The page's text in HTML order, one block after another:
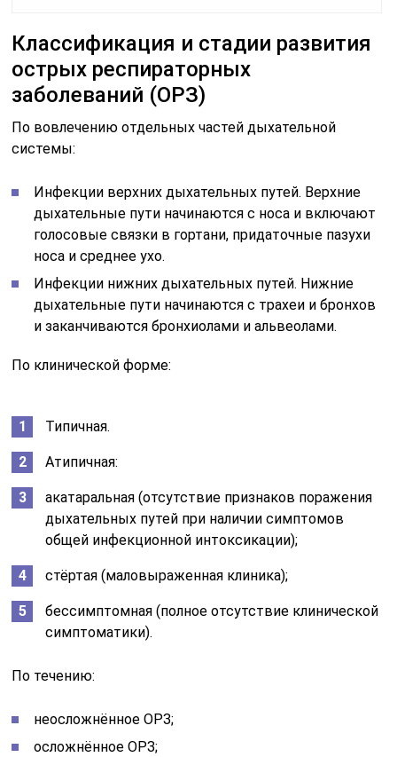
Классификация и стадии развития
острых респираторных
заболеваний (ОРЗ)
По вовлечению отдельных частей дыхательной
системы:
Инфекции верхних дыхательных путей. Верхние
дыхательные пути начинаются с носа и включают
голосовые связки в гортани, придаточные пазухи
носа и среднее ухо.
Инфекции нижних дыхательных путей. Нижние
дыхательные пути начинаются с трахеи и бронхов
и заканчиваются бронхиолами и альвеолами.
По клинической форме:
Типичная.
Атипичная:
акатаральная (отсутствие признаков поражения
дыхательных путей при наличии симптомов
общей инфекционной интоксикации);
стёртая (маловыраженная клиника);
бессимптомная (полное отсутствие клинической
симптоматики).
По течению:
неосложнённое ОРЗ;
осложнённое ОРЗ;